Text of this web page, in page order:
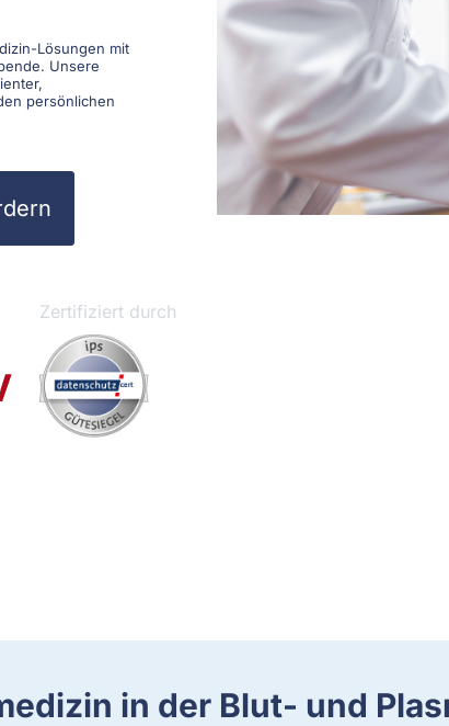
Lösungen mit
Unsere
persönlichen
Zertifiziert durch
in der Blut- und